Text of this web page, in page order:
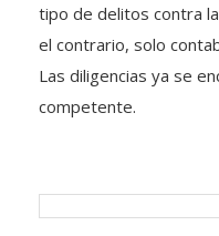
tipo de delitos contra
el contrario, solo
Las diligencias ya se
competente.